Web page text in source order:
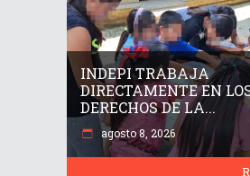
INDEPI TRABAJA
DIRECTAMENTE EN
DERECHOS DE LA...
agosto 8, 2026